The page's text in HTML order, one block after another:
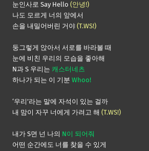
눈인사로 Say Hello (안녕!)
나도 모르게 너의 앞에서
손을 내밀어버린 거야 (T.WS!)
둥그렇게 앉아서 서로를 바라볼 때
눈에 비친 우리의 모습을 좋아해
N과 S 우리는 캐스터네츠
하나가 되는 이 기분 Whoo!
‘우리’라는 말에 자석이 있는 걸까
내 맘이 자꾸 너에게 가려고 해 (T.WS!)
내가 S면 넌 나의 N이 되어줘
어떤 순간에도 너를 찾을 수 있게